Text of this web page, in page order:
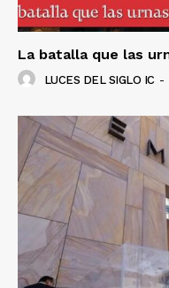
La batalla que las
LUCES DEL SIGLO IC -